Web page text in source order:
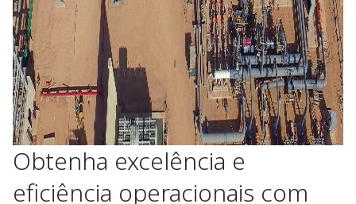
Obtenha excelência e
eficiência operacionais com